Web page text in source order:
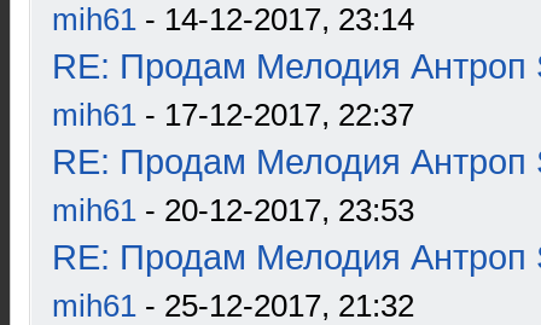
mih61 - 14-12-2017, 23:14
RE: Продам Мелодия Антроп
mih61 - 17-12-2017, 22:37
RE: Продам Мелодия Антроп
mih61 - 20-12-2017, 23:53
RE: Продам Мелодия Антроп
mih61 - 25-12-2017, 21:32